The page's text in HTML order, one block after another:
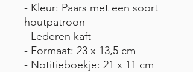
- Kleur: Paars met een soort
houtpatroon
- Lederen kaft
- Formaat: 23 x 13,5 cm
- Notitieboekje: 21 x 11 cm